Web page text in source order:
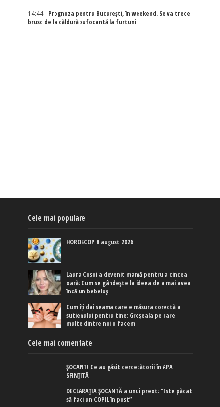
14:44
Prognoza pentru București, în weekend. Se va trece
brusc de la căldură sufocantă la furtuni
Cele mai populare
HOROSCOP 8 august 2026
Laura Cosoi a devenit mamă pentru a cincea
oară: Cum se gândește la ideea de a mai avea
încă un bebeluș
Cum îți dai seama care e măsura corectă a
sutienului pentru tine: Greșeala pe care
multe dintre noi o facem
Cele mai comentate
ȘOCANT! Ce au găsit cercetătorii în APA
SFINȚITĂ
DECLARAȚIA ȘOCANTĂ a unui preot: ”Este păcat
să faci un COPIL în post”